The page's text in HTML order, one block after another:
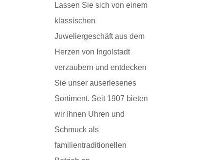
Lassen Sie sich von einem
klassischen
Juweliergeschäft aus dem
Herzen von Ingolstadt
verzaubern und entdecken
Sie unser auserlesenes
Sortiment. Seit 1907 bieten
wir Ihnen Uhren und
Schmuck als
familientraditionellen